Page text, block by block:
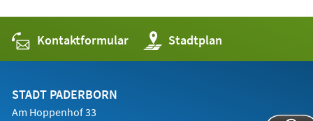
Kontaktformular Stadtplan
(Öffnet
in
einem
STADT PADERBORN
Am Hoppenhof 33